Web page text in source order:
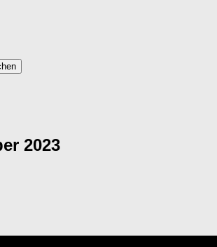
2023